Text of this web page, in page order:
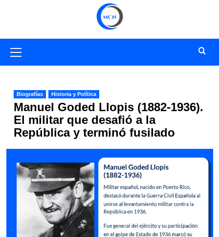
primario
Biografías Historia y Política
Manuel Goded Llopis (1882-1936).
El militar que desafió a la
República y terminó fusilado